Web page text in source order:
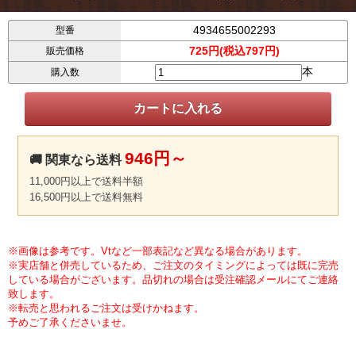
型番 4934655002293
販売価格 725円(税込797円)
購入数 本
🚚 関東なら送料946円～
11,000円以上で送料半額
16,500円以上で送料無料
※画像は参考です。Vtなど一部表記など異なる場合があります。
※実店舗と併売しているため、ご注文のタイミングによっては既に完売
している場合がございます。品切れの場合は受注確認メールにてご連絡
致します。
※転売と思われるご注文は受けかねます。
予めご了承くださいませ。